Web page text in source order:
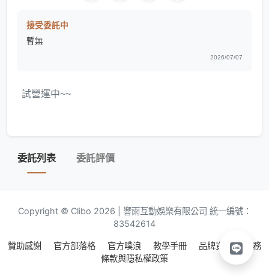
接受委託中
暫無
2026/07/07
試營運中~~
委託列表 委託評價
Copyright © Clibo 2026 | 響雨互動娛樂有限公司 統一編號：
83542614
贊助感謝 官方部落格 官方噗浪 教學手冊 品牌資源
服務
條款與隱私權政策